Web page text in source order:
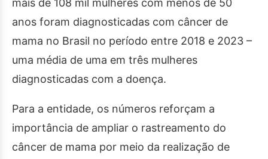
mais de 108 mil mulheres com menos de 50
anos foram diagnosticadas com câncer de
mama no Brasil no período entre 2018 e 2023 –
uma média de uma em três mulheres
diagnosticadas com a doença.
Para a entidade, os números reforçam a
importância de ampliar o rastreamento do
câncer de mama por meio da realização de